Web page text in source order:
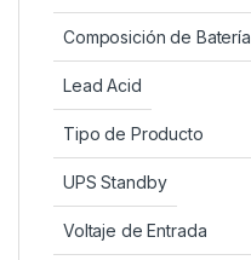
Composición de Batería
Lead Acid
Tipo de Producto
UPS Standby
Voltaje de Entrada